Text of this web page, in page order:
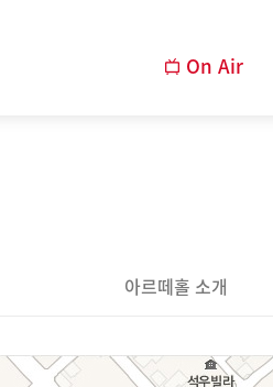
On Air
아르떼홀 소개